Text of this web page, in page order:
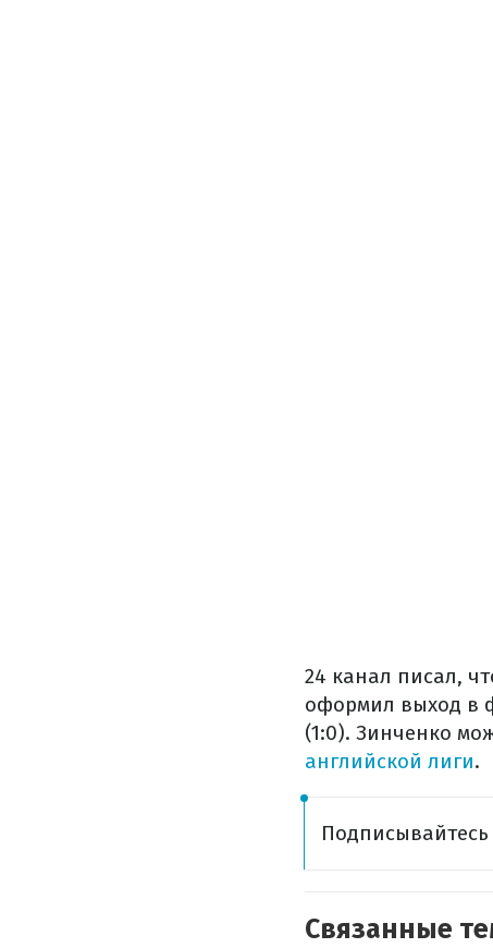
24 канал писал,
оформил выход в
(1:0). Зинченко
английской лиги.
Связанные